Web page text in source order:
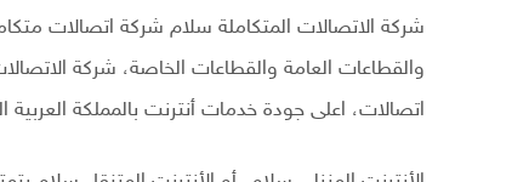
شركة الاتصالات المتكاملة سلام شركة اتصالات
والقطاعات العامة والقطاعات الخاصة، شركة
اتصالات، اعلى جودة خدمات أنترنت بالمملكة العربية